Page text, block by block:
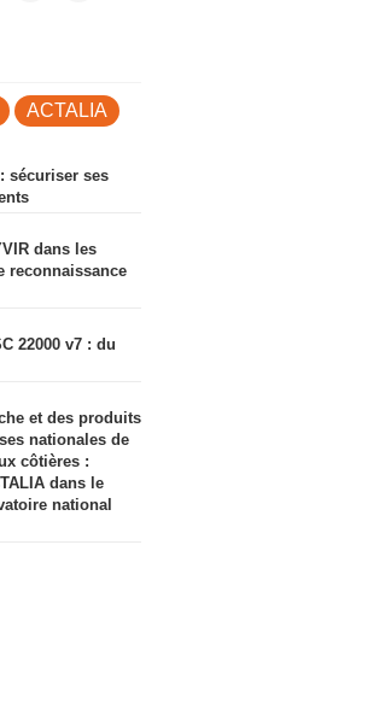
ACTALIA
sécuriser ses
dans les
reconnaissance
22000 v7 : du
et des produits
nationales de
côtières :
dans le
national